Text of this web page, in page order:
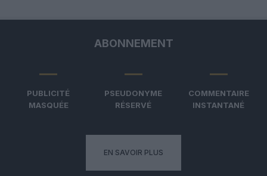
ABONNEMENT
PUBLICITÉ
MASQUÉE
PSEUDONYME
RÉSERVÉ
COMMENTAIRE
INSTANTANÉ
EN SAVOIR PLUS